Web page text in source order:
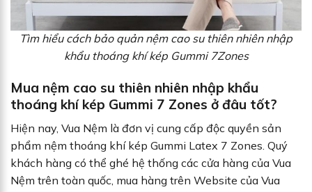
Tìm hiểu cách bảo quản nệm cao su thiên nhiên nhập
khẩu thoáng khí kép Gummi 7Zones
Mua nệm cao su thiên nhiên nhập khẩu
thoáng khí kép Gummi 7 Zones ở đâu tốt?
Hiện nay, Vua Nệm là đơn vị cung cấp độc quyền sản
phẩm nệm thoáng khí kép Gummi Latex 7 Zones. Quý
khách hàng có thể ghé hệ thống các cửa hàng của Vua
Nệm trên toàn quốc, mua hàng trên Website của Vua